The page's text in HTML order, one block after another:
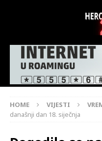
HOME VIJESTI
današnji dan 18. siječnja